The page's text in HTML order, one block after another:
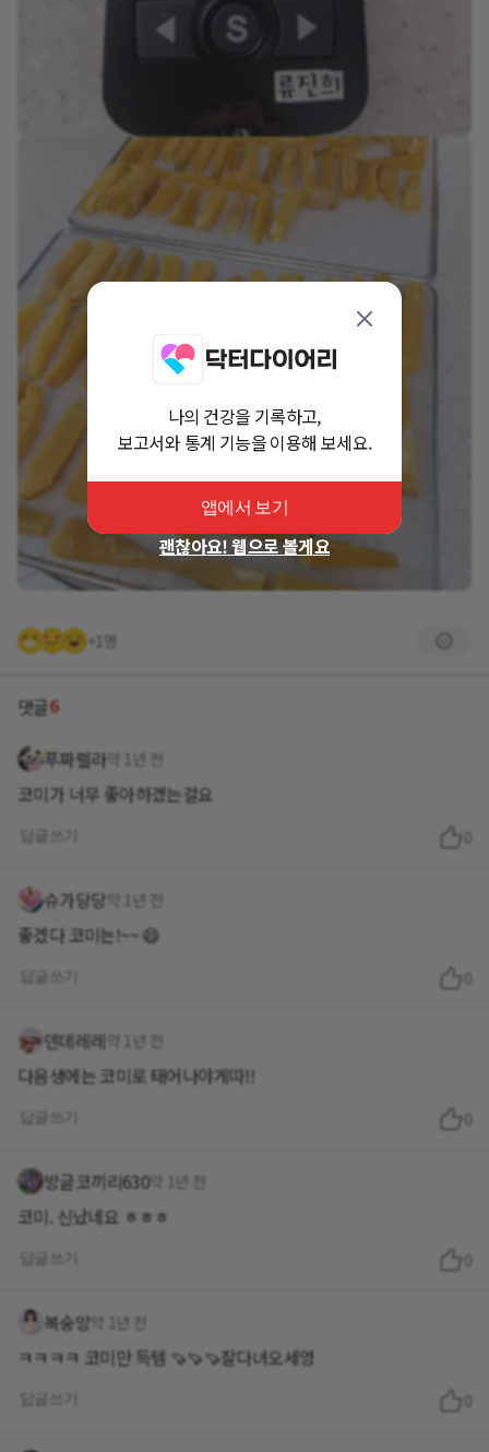
+1명
댓글6
푸짜렐라약 1년 전
코미가 너무 좋아하겠는걸요
슈가당당 약 1년 전
좋겠다 코미는!~~ 😄
덴데레레 약 1년 전
다음생에는 코미로 태어나야게따!!
방글코끼리630약 1년 전
코미. 신났네요 ㅎㅎㅎ
복숭앙약 1년 전
ㅋㅋㅋㅋ 코미만 득템 🍠🍠🍠잘다녀오세영
나의 건강을 기록하고,
보고서와 통계 기능을 이용해 보세요.
앱에서 보기
괜찮아요! 웹으로 볼게요